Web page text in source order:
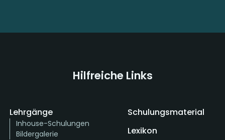
Hilfreiche Links
Lehrgänge
Inhouse-Schulungen
Bildergalerie
Schulungsmaterial
Lexikon